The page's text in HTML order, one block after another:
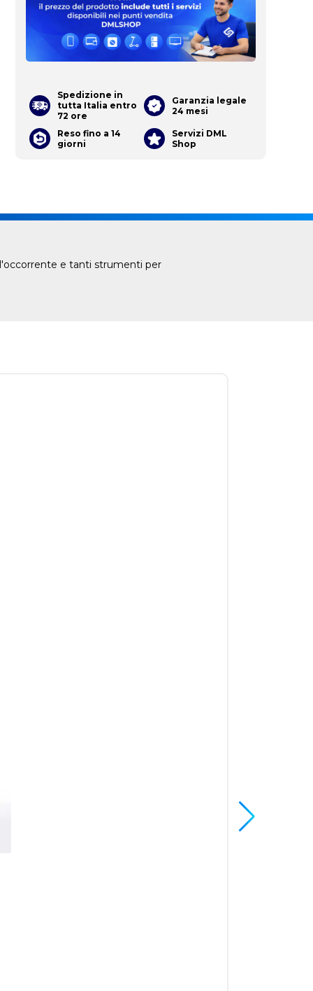
Spedizione in
tutta Italia entro
72 ore
Garanzia legale
24 mesi
Reso fino a 14
giorni
Servizi DML
Shop
e tanti strumenti per